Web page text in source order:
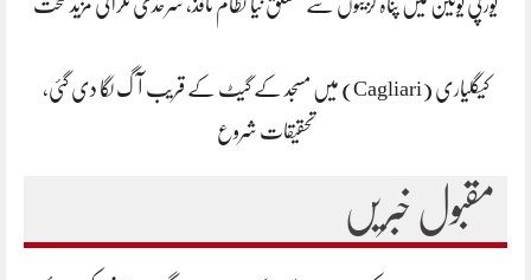
یورپی یونین میں پناہ گزینوں سے متعلق نیا نظام نافذ، سرحدی نگرانی مزید سخت
کیگلیاری (Cagliari) میں مسجد کے گیٹ کے قریب آگ لگا دی گئی،
تحقیقات شروع
مقبول خبریں